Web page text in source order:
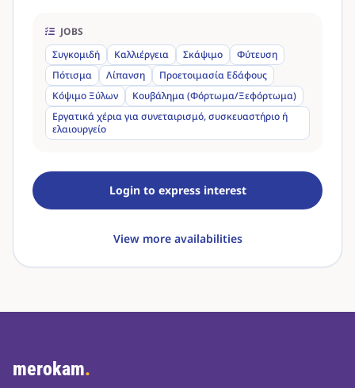
JOBS
Συγκομιδή
Καλλιέργεια Σκάψιμο
Φύτευση
Πότισμα
Λίπανση
Προετοιμασία Εδάφους
Κόψιμο Ξύλων
Κουβάλημα (Φόρτωμα/Ξεφόρτωμα)
Εργατικά χέρια για συνεταιρισμό, συσκευαστήριο ή
ελαιουργείο
Login to express interest
View more availabilities
merokam.